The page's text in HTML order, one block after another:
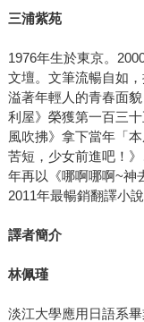
三浦紫苑
1976年生於東京。
文壇。文筆流暢自如
溢著年輕人的青春面
利屋》榮獲第一百三
風吹拂》拿下當年「
苦短，少女前進吧！
年再以《哪啊哪啊~神
2011年最暢銷翻譯小說
譯者簡介
林佩瑾
淡江大學應用日語系